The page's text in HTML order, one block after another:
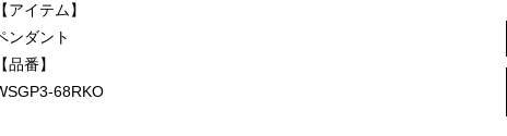
【アイテム】
ンダント
【品番】
68RKO